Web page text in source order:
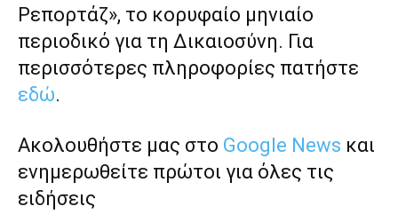
Ρεπορτάζ», το κορυφαίο μηνιαίο
περιοδικό για τη Δικαιοσύνη. Για
περισσότερες πληροφορίες πατήστε
εδώ.
Ακολουθήστε μας στο Google News και
ενημερωθείτε πρώτοι για όλες τις
ειδήσεις